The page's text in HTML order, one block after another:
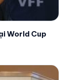
World Cup